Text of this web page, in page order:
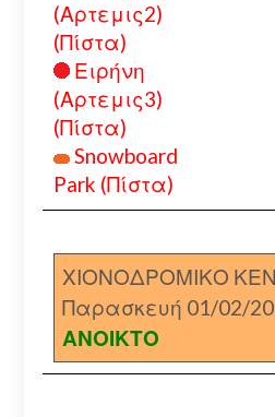
(Αρτεμις2)
(Πίστα)
Ειρήνη
(Αρτεμις3)
(Πίστα)
Snowboard
Park (Πίστα)
ΧΙΟΝΟΔΡΟΜΙΚΟ
Παρασκευή 01/02/
ΑΝΟΙΚΤΟ